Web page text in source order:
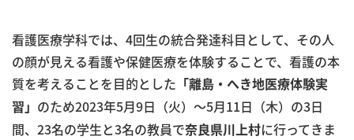
看護医療学科では、4回生の統合発達科目として、その人
の顔が見える看護や保健医療を体験することで、看護の本
質を考えることを目的とした 「離島・へき地医療体験実
習」 のため2023年5月9日（火）～5月11日（木）の3日
間、23名の学生と3名の教員で奈良県川上村に行ってきま